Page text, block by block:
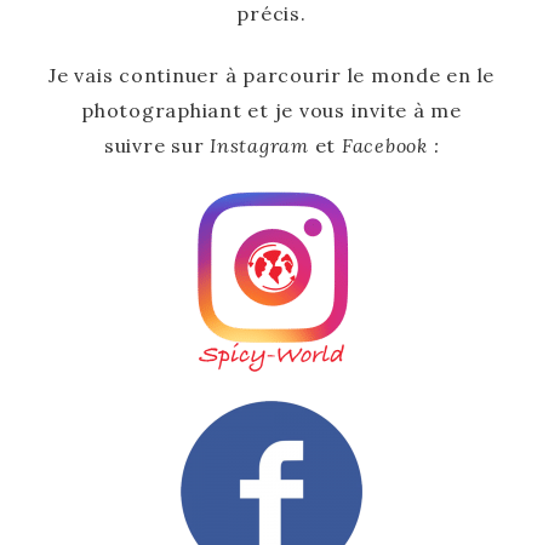
précis.
Je vais continuer à parcourir le monde en le
photographiant et je vous invite à me
suivre sur Instagram et Facebook :